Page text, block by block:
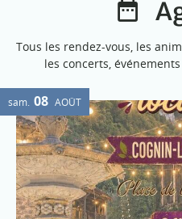
Tous les rendez-vous, les
les concerts,
sam. 08 AOÛT